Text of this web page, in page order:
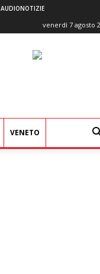
AUDIONOTIZIE
venerdì 7 agosto
VENETO